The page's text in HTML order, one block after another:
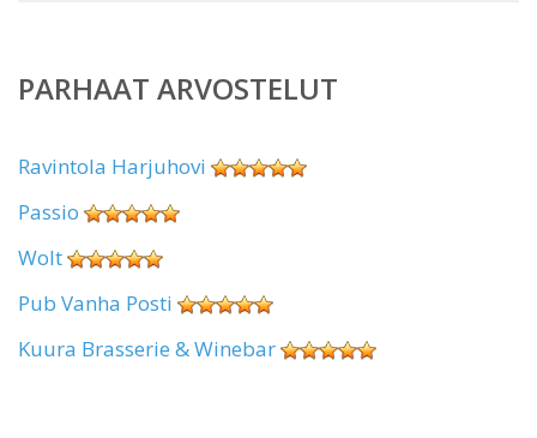
PARHAAT ARVOSTELUT
Ravintola Harjuhovi
Passio
Wolt
Pub Vanha Posti
Kuura Brasserie & Winebar